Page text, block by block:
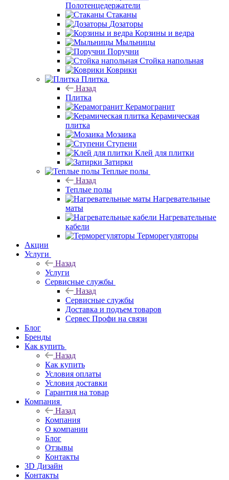
Полотенцедержатели
Стаканы
Дозаторы
Корзины и ведра
Мыльницы
Поручни
Стойка напольная
Коврики
Плитка
Назад
Плитка
Керамогранит
Керамическая
плитка
Мозаика
Ступени
Клей для плитки
Затирки
Теплые полы
Назад
Теплые полы
Нагревательные
маты
Нагревательные
кабели
Терморегуляторы
Акции
Услуги
Назад
Услуги
Сервисные службы
Назад
Сервисные службы
Доставка и подъем товаров
Сервес Профи на связи
Блог
Бренды
Как купить
Назад
Как купить
Условия оплаты
Условия доставки
Гарантия на товар
Компания
Назад
Компания
О компании
Блог
Отзывы
Контакты
3D Дизайн
Контакты